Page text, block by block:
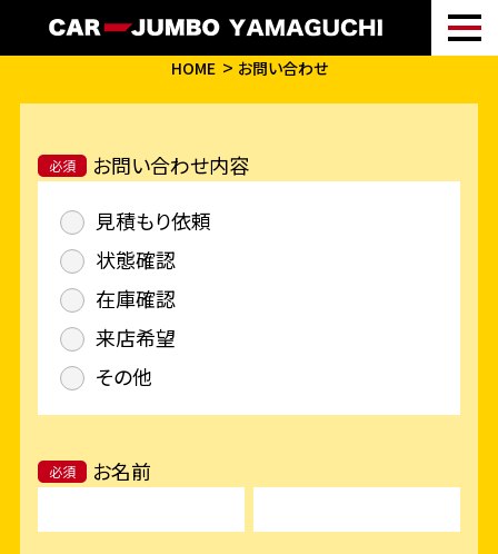
HOME お問い合わせ
必須
お問い合わせ内容
見積もり依頼
状態確認
在庫確認
来店希望
その他
必須 お名前